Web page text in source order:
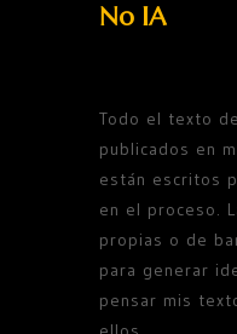
No IA
Todo el texto
publicados en
están escritos
en el proceso.
propias o de
para generar
pensar mis